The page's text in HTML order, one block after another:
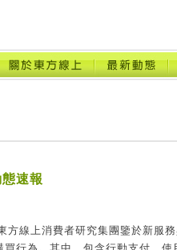
速報
方線上消費者研究集團鑒於新服